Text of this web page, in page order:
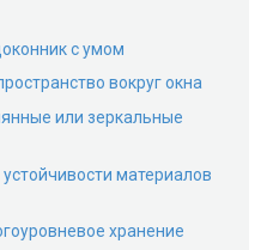
с умом
вокруг окна
или зеркальные
материалов
хранение